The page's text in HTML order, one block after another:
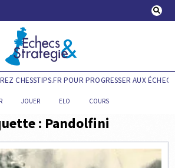
CHESSTIPS.FR POUR PROGRESSER AUX ÉCHECS
JOUER ELO COURS
: Pandolfini